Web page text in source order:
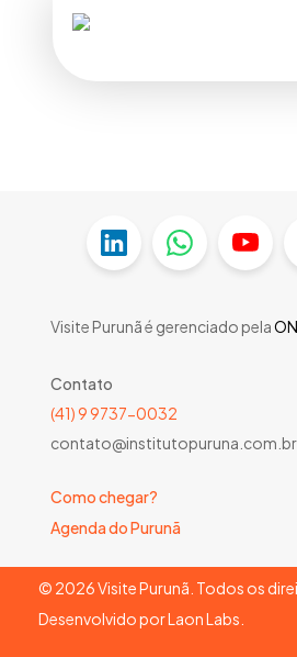
Visite Purunã é gerenciado pela
Contato
(41) 9 9737-0032
contato@institutopuruna.com.br
Como chegar?
Agenda do Purunã
© 2026Visite Purunã. Todos os
Desenvolvido porLaon Labs